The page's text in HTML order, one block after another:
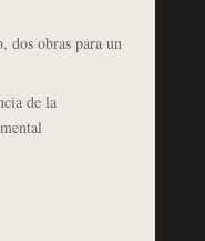
dos obras para un
de la